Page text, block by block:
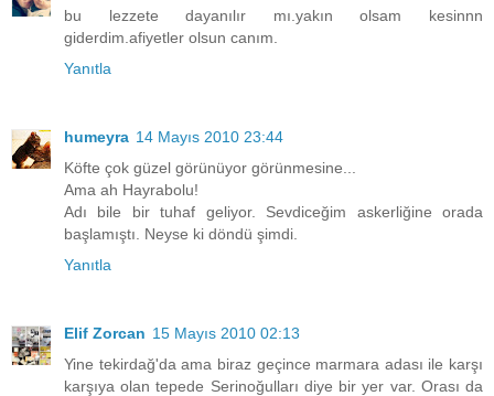
bu lezzete dayanılır mı.yakın olsam kesinnn
giderdim.afiyetler olsun canım.
Yanıtla
humeyra 14 Mayıs 2010 23:44
Köfte çok güzel görünüyor görünmesine...
Ama ah Hayrabolu!
Adı bile bir tuhaf geliyor. Sevdiceğim askerliğine orada
başlamıştı. Neyse ki döndü şimdi.
Yanıtla
Elif Zorcan 15 Mayıs 2010 02:13
Yine tekirdağ'da ama biraz geçince marmara adası ile karşı
karşıya olan tepede Serinoğulları diye bir yer var. Orası da